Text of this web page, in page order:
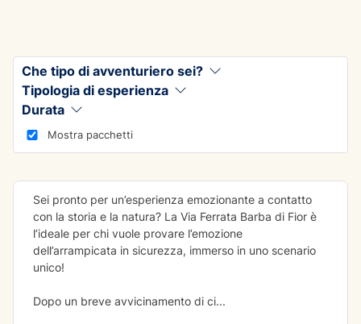
Che tipo di avventuriero sei?
Tipologia di esperienza
Durata
Mostra pacchetti
AVVENTURA
Via Ferrata Barbadifior
Sei pronto per un’esperienza emozionante a contatto
con la storia e la natura? La Via Ferrata Barba di Fior è
l’ideale per chi vuole provare l’emozione
dell’arrampicata in sicurezza, immerso in uno scenario
unico!
Dopo un breve avvicinamento di ci...